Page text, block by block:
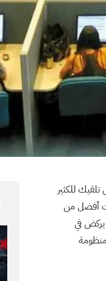
للكثير
أفضل من
يركض في